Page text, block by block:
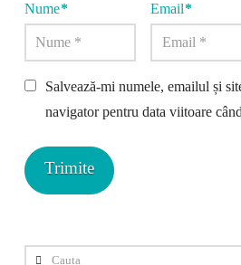
Nume* Email*
Salvează-mi numele, emailul și
navigator pentru data viitoare
Cauta